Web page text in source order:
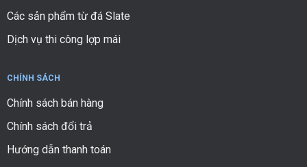
Các sản phẩm từ đá Slate
Dịch vụ thi công lợp mái
CHÍNH SÁCH
Chính sách bán hàng
Chính sách đổi trả
Hướng dẫn thanh toán